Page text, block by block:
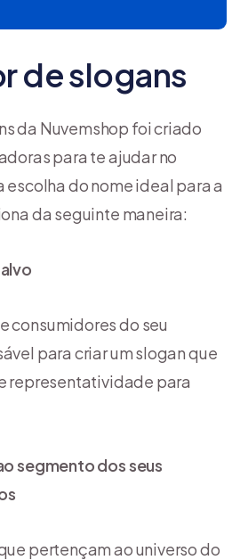
de slogans
da Nuvemshop foi criado
para te ajudar no
do nome ideal para a
da seguinte maneira:
consumidores do seu
para criar um slogan que
representatividade para
segmento dos seus
pertençam ao universo do